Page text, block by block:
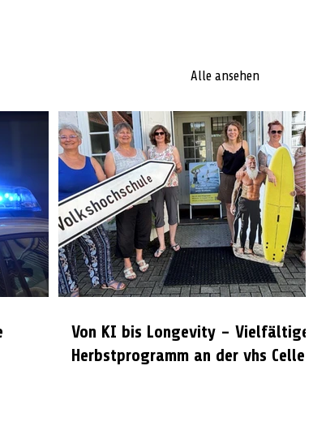
Alle ansehen
Von KI bis Longevity – Vielfältiges
Herbstprogramm an der vhs Celle